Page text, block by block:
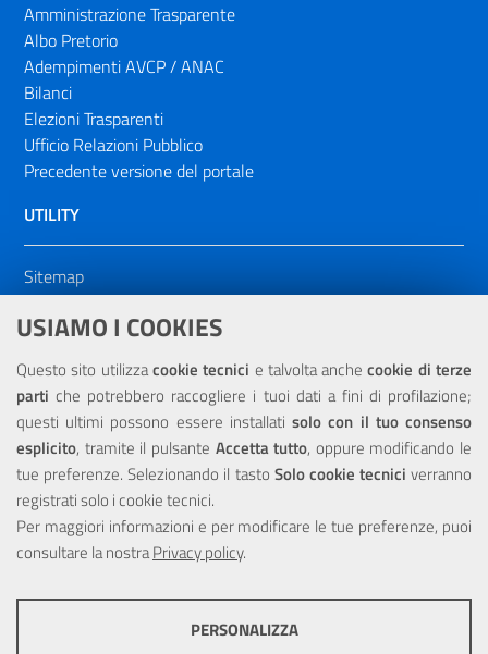
USIAMO I COOKIES
Questo sito utilizzacookie tecnici e talvolta anchecookie di terze
parti che potrebbero raccogliere i tuoi dati a fini di profilazione;
questi ultimi possono essere installatisolo con il tuo consenso
esplicito, tramite il pulsante Accetta tutto, oppure modificando le
tue preferenze. Selezionando il tasto Solo cookie tecnici verranno
registrati solo i cookie tecnici.
Per maggiori informazioni e per modificare le tue preferenze, puoi
consultare la nostraPrivacy policy.
PERSONALIZZA
Amministrazione Trasparente
Albo Pretorio
Adempimenti AVCP / ANAC
Bilanci
Elezioni Trasparenti
Ufficio Relazioni Pubblico
Precedente versione del portale
UTILITY
Sitemap
Dichiarazione di accessibilità
NOTE LEGALI
Privacy
Portale realizzato con la partecipazione finanziaria dell'Unione
Europea tramite i fondi del POR Sicilia 2000/2006 Misura 6.05 -